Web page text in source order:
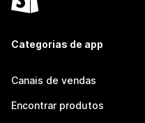
Categorias de app
Canais de vendas
Encontrar produtos